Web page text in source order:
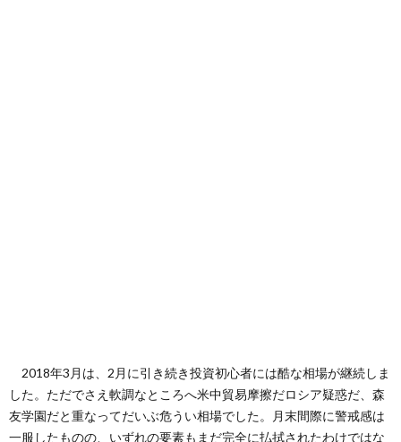
2018年3月は、2月に引き続き投資初心者には酷な相場が継続しま
した。ただでさえ軟調なところへ米中貿易摩擦だロシア疑惑だ、森
友学園だと重なってだいぶ危うい相場でした。月末間際に警戒感は
一服したものの、いずれの要素もまだ完全に払拭されたわけではな